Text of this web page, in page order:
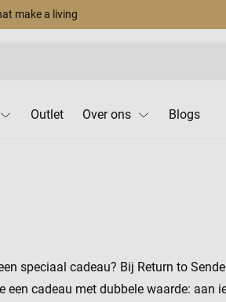
make a living
Outlet Over ons Blogs
speciaal cadeau? Bij Return to
een cadeau met dubbele waarde: